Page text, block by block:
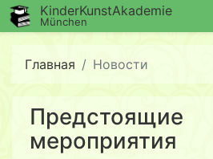
KinderKunstAkademie
München
Главная Новости
Предстоящие
мероприятия